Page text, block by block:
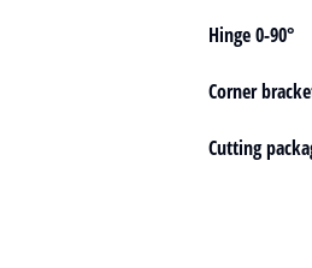
Hinge 0-90°
Corner
Cutting